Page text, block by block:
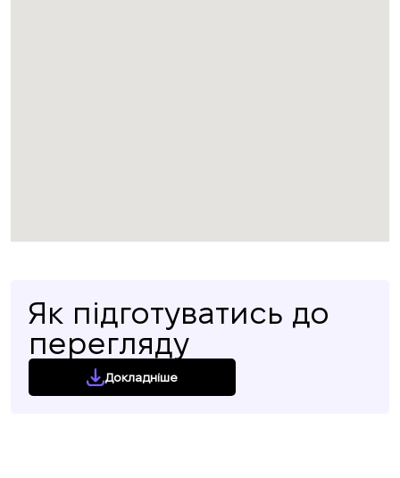
Як підготуватись до
перегляду
Докладніше